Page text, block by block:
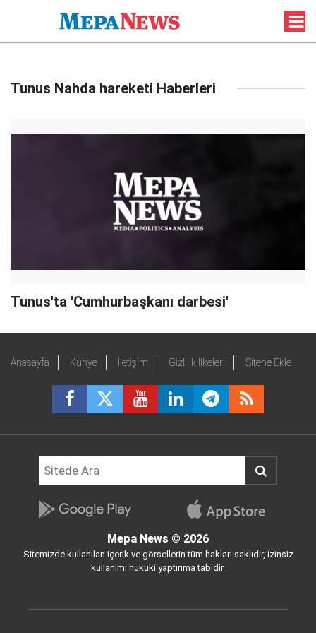
Tunus Nahda hareketi Haberleri
Tunus'ta 'Cumhurbaşkanı darbesi'
Anasayfa Künye İletişim Gizlilik İlkeleri Sitene Ekle
Mepa News © 2026
Sitemizde kullanılan içerik ve görsellerin tüm hakları saklıdır, izinsiz
kullanımı hukuki yaptırıma tabidir.